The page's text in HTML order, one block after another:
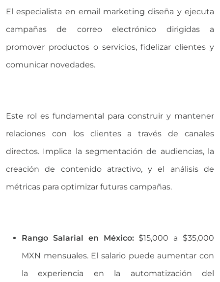
El especialista en email marketing diseña y ejecuta
campañas de correo electrónico dirigidas a
promover productos o servicios, fidelizar clientes y
comunicar novedades.
Este rol es fundamental para construir y mantener
relaciones con los clientes a través de canales
directos. Implica la segmentación de audiencias, la
creación de contenido atractivo, y el análisis de
métricas para optimizar futuras campañas.
Rango Salarial en México:$15,000 a $35,000
MXN mensuales. El salario puede aumentar con
la experiencia en la automatización del
Te brindamos información
solo para nuevo ingreso